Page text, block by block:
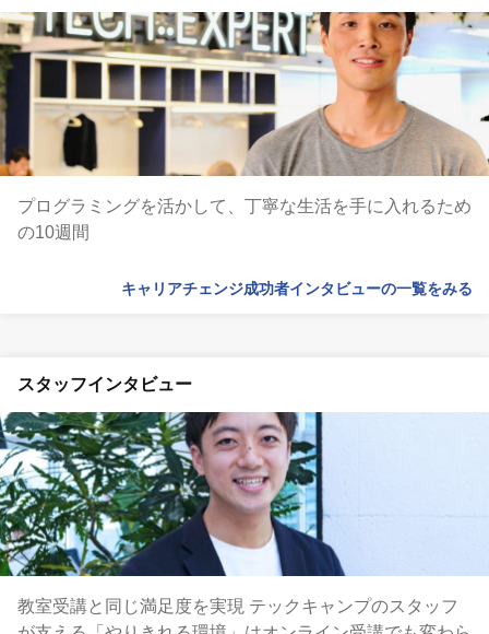
プログラミングを活かして、丁寧な生活を手に入れるため
の10週間
キャリアチェンジ成功者インタビューの一覧をみる
スタッフインタビュー
教室受講と同じ満足度を実現 テックキャンプのスタッフ